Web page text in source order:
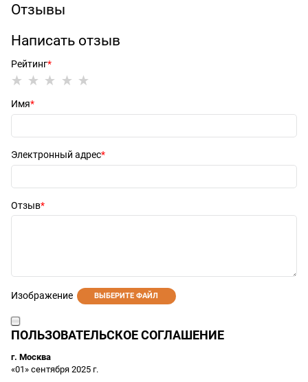
Отзывы
Написать отзыв
Рейтинг
Имя
Электронный адрес
Отзыв
Изображение ВЫБЕРИТЕ ФАЙЛ
ПОЛЬЗОВАТЕЛЬСКОЕ СОГЛАШЕНИЕ
г. Москва
«01» сентября 2025 г.